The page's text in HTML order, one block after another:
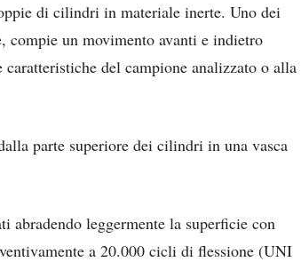
di cilindri in materiale inerte. Uno dei
compie un movimento avanti e indietro
del campione analizzato o alla
parte superiore dei cilindri in una vasca
abradendo leggermente la superficie con
a 20.000 cicli di flessione (UNI